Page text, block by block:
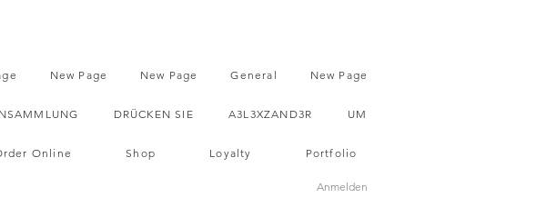
New Page New Page General New Page
DRÜCKEN SIE A3L3XZAND3R UM
Online Shop Loyalty Portfolio
Anmelden